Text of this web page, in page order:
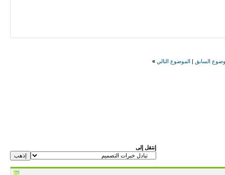
السابق الموضوع التالي »
إنتقل إلى